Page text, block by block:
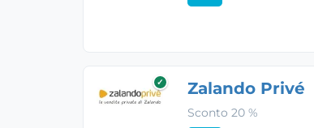
✓ Zalando Privé
Sconto 20 %